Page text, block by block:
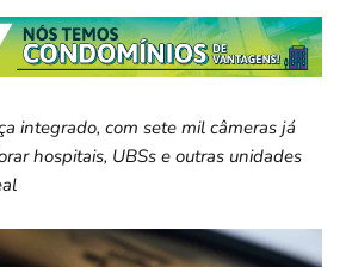
integrado, com sete mil câmeras já
hospitais, UBSs e outras unidades